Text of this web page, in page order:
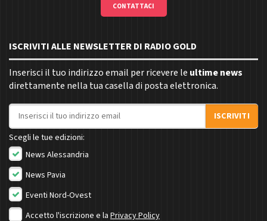
CONTATTACI
ISCRIVITI ALLE NEWSLETTER DI RADIO GOLD
Inserisci il tuo indirizzo email per ricevere le ultime news
direttamente nella tua casella di posta elettronica.
Indirizzo email
ISCRIVITI
Scegli le tue edizioni:
News Alessandria
News Pavia
Eventi Nord-Ovest
Accetto l'iscrizione e la Privacy Policy